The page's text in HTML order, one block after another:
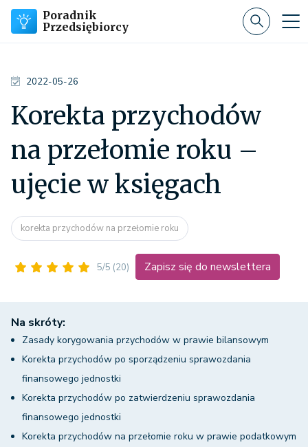
Poradnik
Przedsiębiorcy
2022-05-26
Korekta przychodów
na przełomie roku –
ujęcie w księgach
korekta przychodów na przełomie roku
5/5 (20) Zapisz się do newslettera
Na skróty:
Zasady korygowania przychodów w prawie bilansowym
Korekta przychodów po sporządzeniu sprawozdania
finansowego jednostki
Korekta przychodów po zatwierdzeniu sprawozdania
finansowego jednostki
Korekta przychodów na przełomie roku w prawie podatkowym